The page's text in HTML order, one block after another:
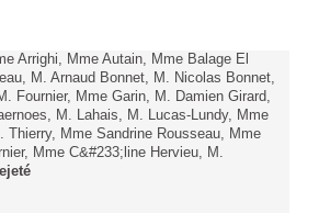
Arrighi, Mme Autain, Mme Balage El
M. Arnaud Bonnet, M. Nicolas Bonnet,
Fournier, Mme Garin, M. Damien Girard,
M. Lahais, M. Lucas-Lundy, Mme
Mme Sandrine Rousseau, Mme
Mme C&#233;line Hervieu, M.